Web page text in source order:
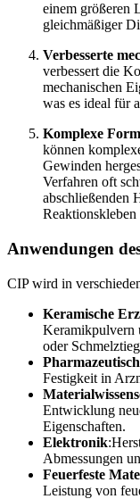
einem größeren
gleichmäßiger
Verbesserte
verbessert die
mechanischen
was es ideal für
Komplexe
können
Gewinden
Verfahren oft
abschließenden
Reaktionskleben
Anwendungen
CIP wird in
Keramische
Keramikpulvern
oder
Festigkeit in
Entwicklung
Eigenschaften.
Elektronik
Abmessungen
Feuerfeste
Leistung von